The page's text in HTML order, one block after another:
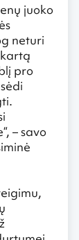
juoko
neturi
pro
– savo